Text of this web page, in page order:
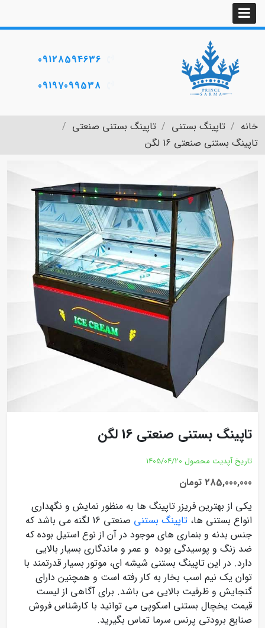
09128594636
09197099538
خانه تاپینگ بستنی
تاپینگ بستنی صنعتی
تاپینگ بستنی صنعتی 16 لگن
تاپینگ بستنی صنعتی 16 لگن
تاریخ آپدیت محصول 1405/04/20
285,000,000 تومان
یکی از بهترین فریزر تاپینگ ها به منظور نمایش و نگهداری
انواع بستنی ها، تاپینگ بستنی
صنعتی 16 لگنه می باشد که
جنس بدنه و بنماری های موجود در آن از نوع استیل بوده که
ضد زنگ و پوسیدگی بوده و عمر و ماندگاری بسیار بالایی
دارد. در این تاپینگ بستنی شیشه ای، موتور بسیار قدرتمند با
توان یک نیم اسب بخار به کار رفته است و همچنین دارای
گنجایش و ظرفیت بالایی می باشد. برای آگاهی از لیست
قیمت یخچال بستنی اسکوپی می توانید با کارشناس فروش
صنایع برودتی پرنس سرما تماس بگیرید.